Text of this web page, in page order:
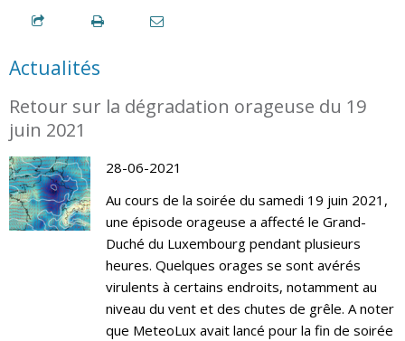
Actualités
Retour sur la dégradation orageuse du 19
juin 2021
28-06-2021
Au cours de la soirée du samedi 19 juin 2021,
une épisode orageuse a affecté le Grand-
Duché du Luxembourg pendant plusieurs
heures. Quelques orages se sont avérés
virulents à certains endroits, notamment au
niveau du vent et des chutes de grêle. A noter
que MeteoLux avait lancé pour la fin de soirée